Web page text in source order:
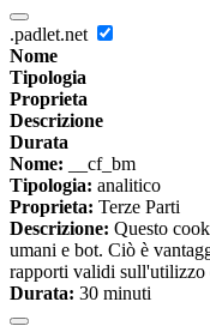
.padlet.net
Nome
Tipologia
Proprieta
Descrizione
Durata
Nome: __cf_bm
Tipologia: analitico
Proprieta: Terze Parti
Descrizione: Questo
umani e bot. Ciò è
rapporti validi sull'utilizzo
Durata: 30 minuti